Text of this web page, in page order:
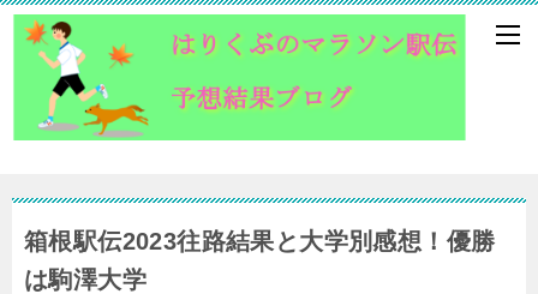
箱根駅伝2023往路結果と大学別感想！優勝
は駒澤大学